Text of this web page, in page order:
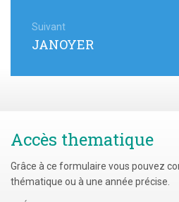
Suivant
Article
JANOYER
Accès thematique
Grâce à ce formulaire vous pouvez
thématique ou à une année précise.